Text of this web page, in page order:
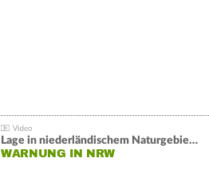
Lage in niederländischem Naturgebiet stabil
WARNUNG IN NRW